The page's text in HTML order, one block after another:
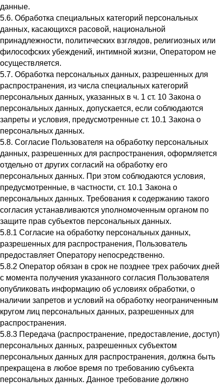
данные.
5.6. Обработка специальных категорий персональных
данных, касающихся расовой, национальной
принадлежности, политических взглядов, религиозных или
философских убеждений, интимной жизни, Оператором не
осуществляется.
5.7. Обработка персональных данных, разрешенных для
распространения, из числа специальных категорий
персональных данных, указанных в ч. 1 ст. 10 Закона о
персональных данных, допускается, если соблюдаются
запреты и условия, предусмотренные ст. 10.1 Закона о
персональных данных.
5.8. Согласие Пользователя на обработку персональных
данных, разрешенных для распространения, оформляется
отдельно от других согласий на обработку его
персональных данных. При этом соблюдаются условия,
предусмотренные, в частности, ст. 10.1 Закона о
персональных данных. Требования к содержанию такого
согласия устанавливаются уполномоченным органом по
защите прав субъектов персональных данных.
5.8.1 Согласие на обработку персональных данных,
разрешенных для распространения, Пользователь
предоставляет Оператору непосредственно.
5.8.2 Оператор обязан в срок не позднее трех рабочих дней
с момента получения указанного согласия Пользователя
опубликовать информацию об условиях обработки, о
наличии запретов и условий на обработку неограниченным
кругом лиц персональных данных, разрешенных для
распространения.
5.8.3 Передача (распространение, предоставление, доступ)
персональных данных, разрешенных субъектом
персональных данных для распространения, должна быть
прекращена в любое время по требованию субъекта
персональных данных. Данное требование должно